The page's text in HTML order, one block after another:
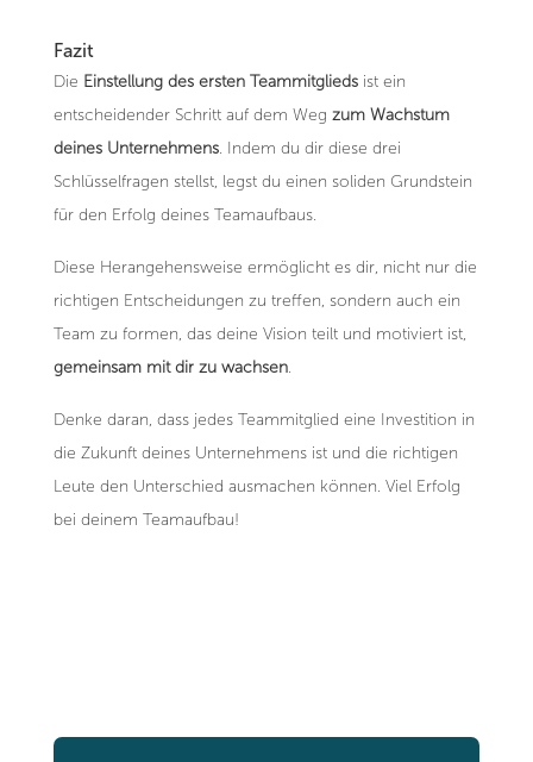
Fazit
Die Einstellung des ersten Teammitgliedsist ein
entscheidender Schritt auf dem Weg zum Wachstum
deines Unternehmens. Indem du dir diese drei
Schlüsselfragen stellst, legst du einen soliden Grundstein
für den Erfolg deines Teamaufbaus.
Diese Herangehensweise ermöglicht es dir, nicht nur die
richtigen Entscheidungen zu treffen, sondern auch ein
Team zu formen, das deine Vision teilt und motiviert ist,
gemeinsam mit dir zu wachsen.
Denke daran, dass jedes Teammitglied eine Investition in
die Zukunft deines Unternehmens ist und die richtigen
Leute den Unterschied ausmachen können. Viel Erfolg
bei deinem Teamaufbau!